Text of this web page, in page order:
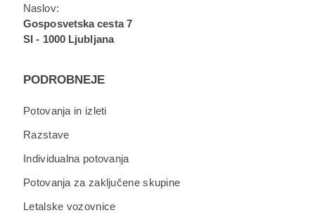
Naslov:
Gosposvetska cesta 7
SI - 1000 Ljubljana
PODROBNEJE
Potovanja in izleti
Razstave
Individualna potovanja
Potovanja za zaključene skupine
Letalske vozovnice